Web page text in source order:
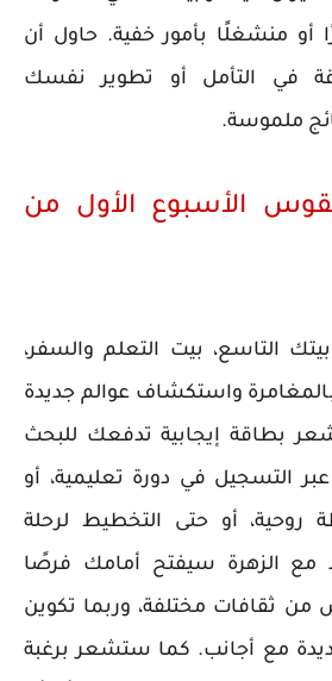
أو منشغلًا بأمور خفية. حاول أن
في التأمل أو تطوير نفسك
ملموسة.
الأسبوع الأول من
التاسع، بيت التعلم والسفر،
واستكشاف عوالم جديدة
بطاقة إيجابية تدفعك للبحث
التسجيل في دورة تعليمية، أو
روحية، أو حتى التخطيط لرحلة
مع الزهرة سيفتح أمامك فرصًا
ثقافات مختلفة، وربما تكوين
مع أجانب. كما ستشعر برغبة